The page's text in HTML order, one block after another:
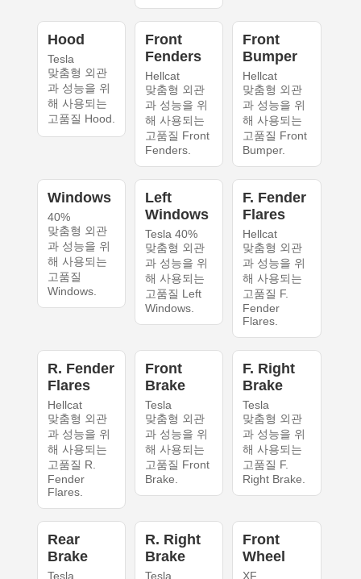
Hood
Tesla
맞춤형 외관
과 성능을 위
해 사용되는
고품질 Hood.
Front
Fenders
Hellcat
맞춤형 외관
과 성능을 위
해 사용되는
고품질 Front
Fenders.
Front
Bumper
Hellcat
맞춤형 외관
과 성능을 위
해 사용되는
고품질 Front
Bumper.
Windows
40%
맞춤형 외관
과 성능을 위
해 사용되는
고품질
Windows.
Left
Windows
Tesla 40%
맞춤형 외관
과 성능을 위
해 사용되는
고품질 Left
Windows.
F. Fender
Flares
Hellcat
맞춤형 외관
과 성능을 위
해 사용되는
고품질 F.
Fender
Flares.
R. Fender
Flares
Hellcat
맞춤형 외관
과 성능을 위
해 사용되는
고품질 R.
Fender
Flares.
Front
Brake
Tesla
맞춤형 외관
과 성능을 위
해 사용되는
고품질 Front
Brake.
F. Right
Brake
Tesla
맞춤형 외관
과 성능을 위
해 사용되는
고품질 F.
Right Brake.
Rear
Brake
Tesla
R. Right
Brake
Tesla
Front
Wheel
XF